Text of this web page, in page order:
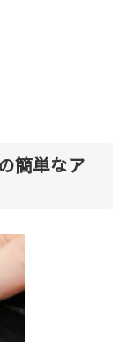
簡単なア